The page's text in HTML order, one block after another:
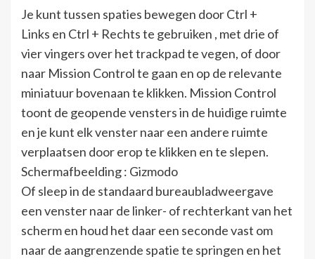
Je kunt tussen spaties bewegen door Ctrl +
Links en Ctrl + Rechts te gebruiken , met drie of
vier vingers over het trackpad te vegen, of door
naar Mission Control te gaan en op de relevante
miniatuur bovenaan te klikken. Mission Control
toont de geopende vensters in de huidige ruimte
en je kunt elk venster naar een andere ruimte
verplaatsen door erop te klikken en te slepen.
Schermafbeelding : Gizmodo
Of sleep in de standaard bureaubladweergave
een venster naar de linker- of rechterkant van het
scherm en houd het daar een seconde vast om
naar de aangrenzende spatie te springen en het